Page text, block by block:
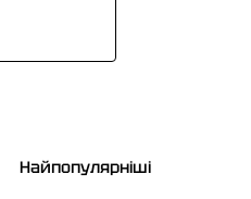
Найпопулярніші